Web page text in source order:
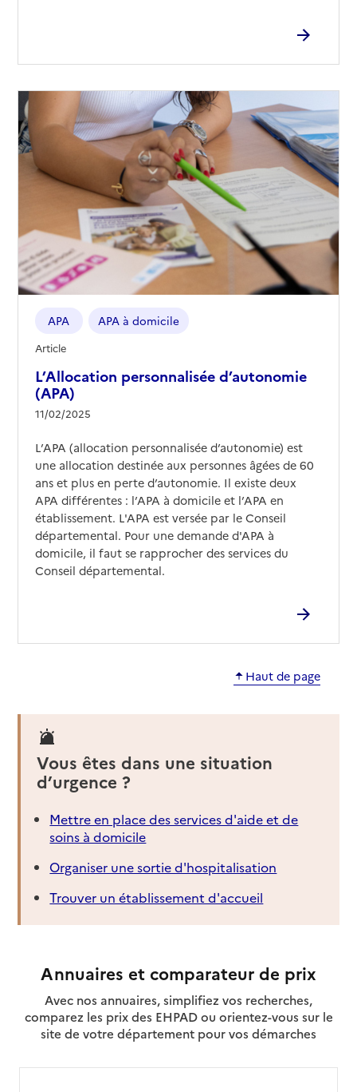
L’Allocation personnalisée d’autonomie
(APA)
11/02/2025
APA APA à domicile
Article
L’APA (allocation personnalisée d’autonomie) est
une allocation destinée aux personnes âgées de 60
ans et plus en perte d’autonomie. Il existe deux
APA différentes : l’APA à domicile et l’APA en
établissement. L'APA est versée par le Conseil
départemental. Pour une demande d'APA à
domicile, il faut se rapprocher des services du
Conseil départemental.
Haut de page
Vous êtes dans une situation
d’urgence ?
Mettre en place des services d'aide et de
soins à domicile
Organiser une sortie d'hospitalisation
Trouver un établissement d'accueil
Annuaires et comparateur de prix
Avec nos annuaires, simplifiez vos recherches,
comparez les prix des EHPAD ou orientez-vous sur le
site de votre département pour vos démarches